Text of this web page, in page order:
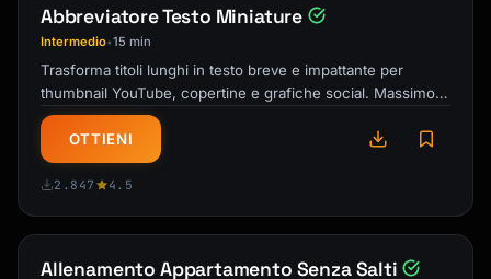
Abbreviatore Testo Miniature
Intermedio•15 min
Trasforma titoli lunghi in testo breve e impattante per
thumbnail YouTube, copertine e grafiche social. Massimo
impatto in minimo spazio!
OTTIENI
2.847 4.5
Allenamento Appartamento Senza Salti